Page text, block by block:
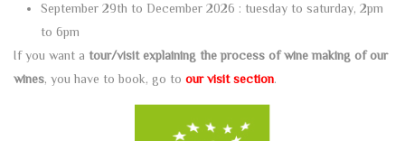
September 29th to December 2026 : tuesday to saturday, 2pm
to 6pm
If you want a tour/visit explaining the process of wine making of our
wines, you have to book, go to ourvisit section.